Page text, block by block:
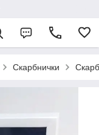
Скарбнички